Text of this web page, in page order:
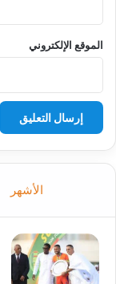
الموقع الإلكتروني
الأشهر